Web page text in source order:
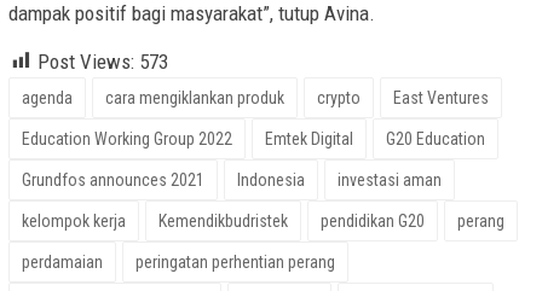
dampak positif bagi masyarakat”, tutup Avina.
Post Views: 573
agenda cara mengiklankan produk crypto East Ventures
Education Working Group 2022 Emtek Digital G20 Education
Grundfos announces 2021 Indonesia investasi aman
kelompok kerja Kemendikbudristek pendidikan G20 perang
perdamaian peringatan perhentian perang